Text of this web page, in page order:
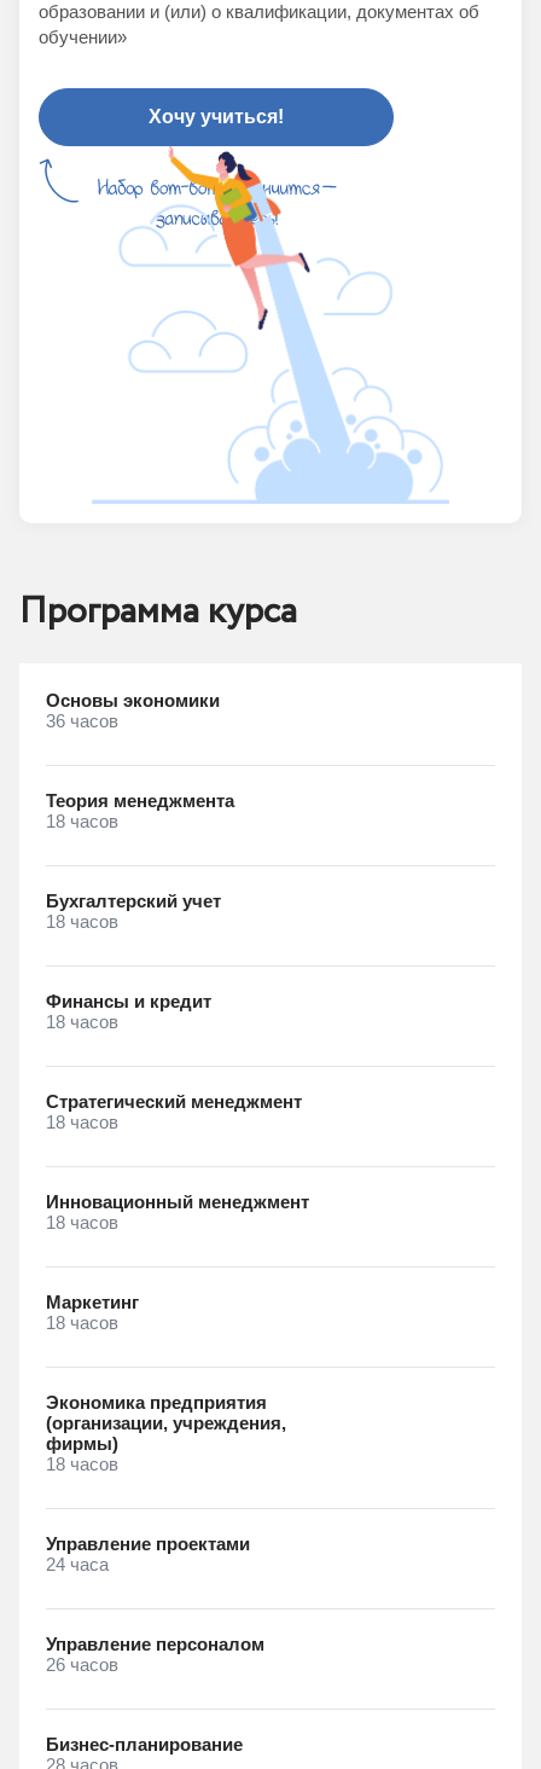
образовании и (или) о квалификации, документах об
обучении»
Хочу учиться!
Программа курса
Основы экономики
36 часов
Теория менеджмента
18 часов
Бухгалтерский учет
18 часов
Финансы и кредит
18 часов
Стратегический менеджмент
18 часов
Инновационный менеджмент
18 часов
Маркетинг
18 часов
Экономика предприятия
(организации, учреждения,
фирмы)
18 часов
Управление проектами
24 часа
Управление персоналом
26 часов
Бизнес-планирование
28 часов